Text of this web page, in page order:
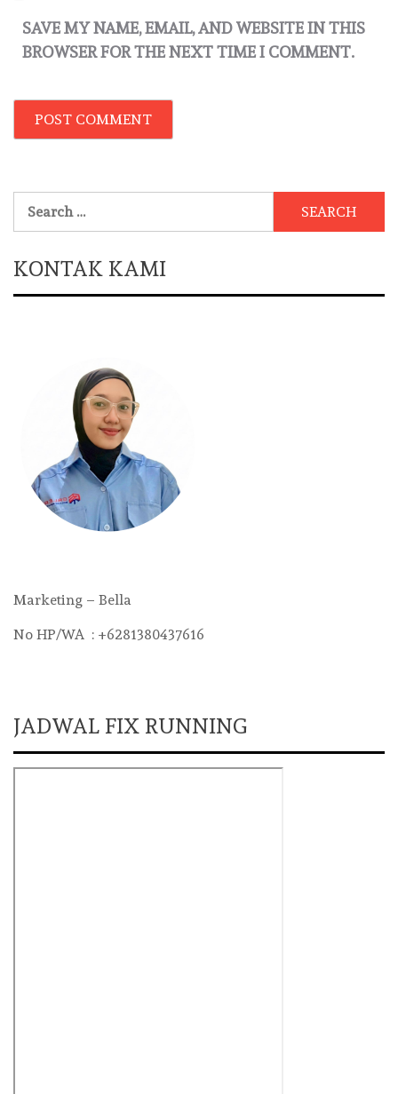
SAVE MY NAME, EMAIL, AND WEBSITE IN THIS
BROWSER FOR THE NEXT TIME I COMMENT.
for:
KONTAK KAMI
Marketing – Bella
No HP/WA : +6281380437616
JADWAL FIX RUNNING